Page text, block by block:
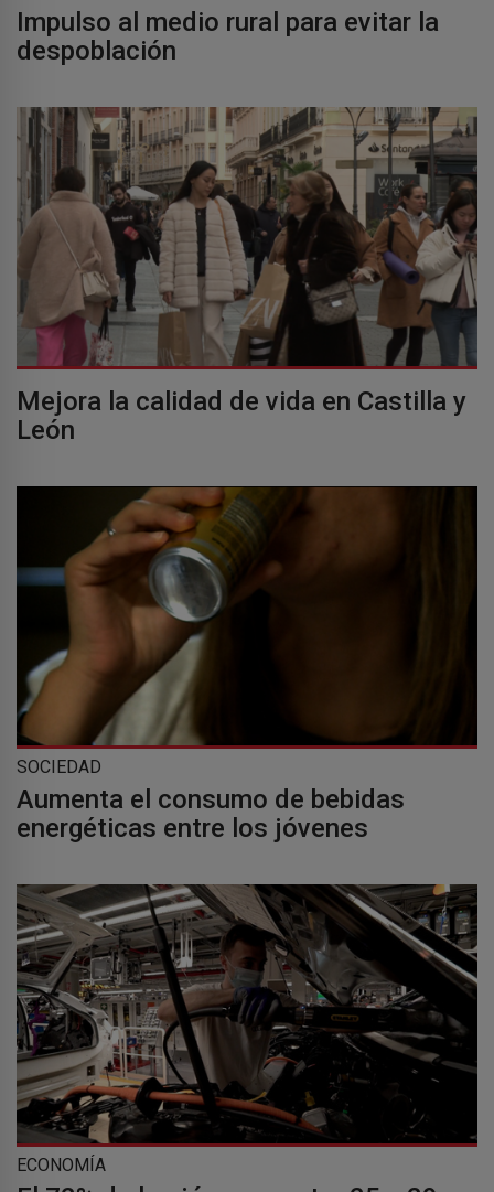
Impulso al medio rural para evitar la
despoblación
Mejora la calidad de vida en Castilla y
León
SOCIEDAD
Aumenta el consumo de bebidas
energéticas entre los jóvenes
ECONOMÍA